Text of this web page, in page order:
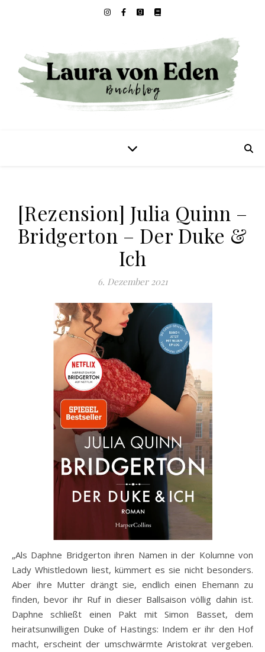
[Rezension] Julia Quinn –
Bridgerton – Der Duke &
Ich
6. Dezember 2021
„Als Daphne Bridgerton ihren Namen in der Kolumne von
Lady Whistledown liest, kümmert es sie nicht besonders.
Aber ihre Mutter drängt sie, endlich einen Ehemann zu
finden, bevor ihr Ruf in dieser Ballsaison völlig dahin ist.
Daphne schließt einen Pakt mit Simon Basset, dem
heiratsunwilligen Duke of Hastings: Indem er ihr den Hof
macht, erscheint der umschwärmte Aristokrat vergeben.